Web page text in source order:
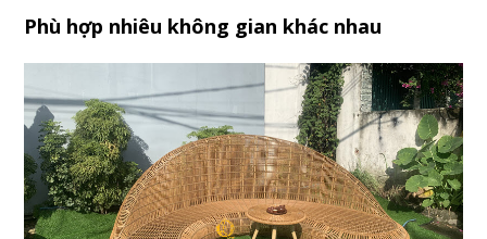
Phù hợp nhiêu không gian khác nhau